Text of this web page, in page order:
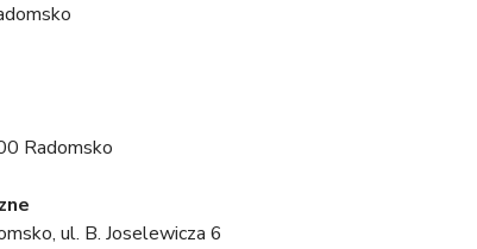
Radomsko
ul. B. Joselewicza 6